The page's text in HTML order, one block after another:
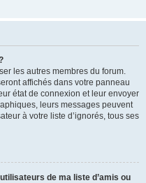
les autres membres du forum.
affichés dans votre panneau
état de connexion et leur envoyer
leurs messages peuvent
à votre liste d’ignorés, tous ses
de ma liste d’amis ou